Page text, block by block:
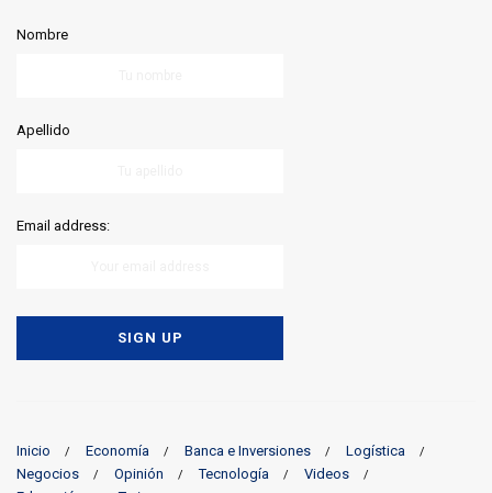
Nombre
Apellido
Email address:
Inicio Economía Banca e Inversiones
Logística
Negocios
Opinión Tecnología
Videos